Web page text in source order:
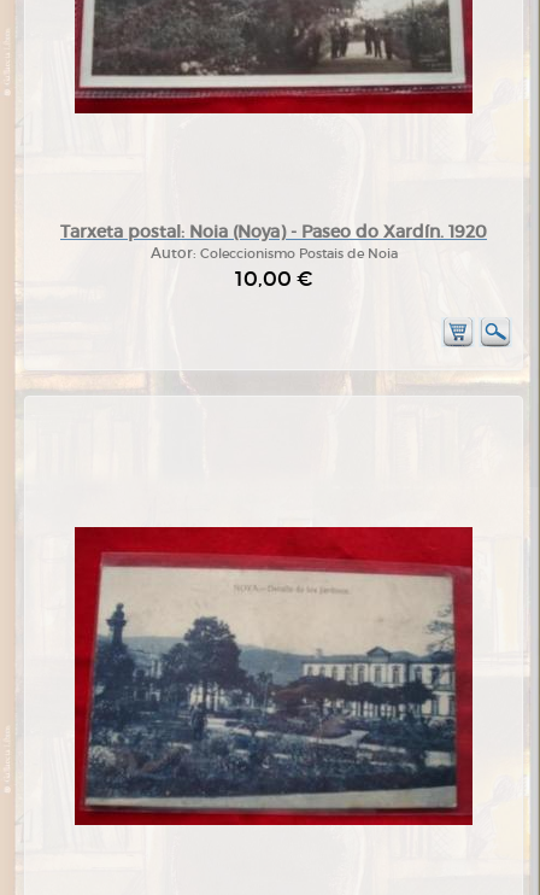
Tarxeta postal: Noia (Noya) - Paseo do Xardín. 1920
Autor: Coleccionismo Postais de Noia
10,00 €